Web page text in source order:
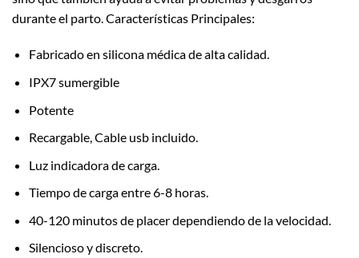
durante el parto. Características Principales:
Fabricado en silicona médica de alta calidad.
IPX7 sumergible
Potente
Recargable, Cable usb incluido.
Luz indicadora de carga.
Tiempo de carga entre 6-8 horas.
40-120 minutos de placer dependiendo de la velocidad.
Silencioso y discreto.